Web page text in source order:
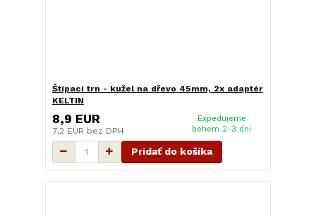
Štípací trn - kužel na dřevo 45mm, 2x adaptér
KELTIN
8,9 EUR
7,2 EUR bez DPH
Expedujeme
behem 2-3 dní
Pridať do košíka